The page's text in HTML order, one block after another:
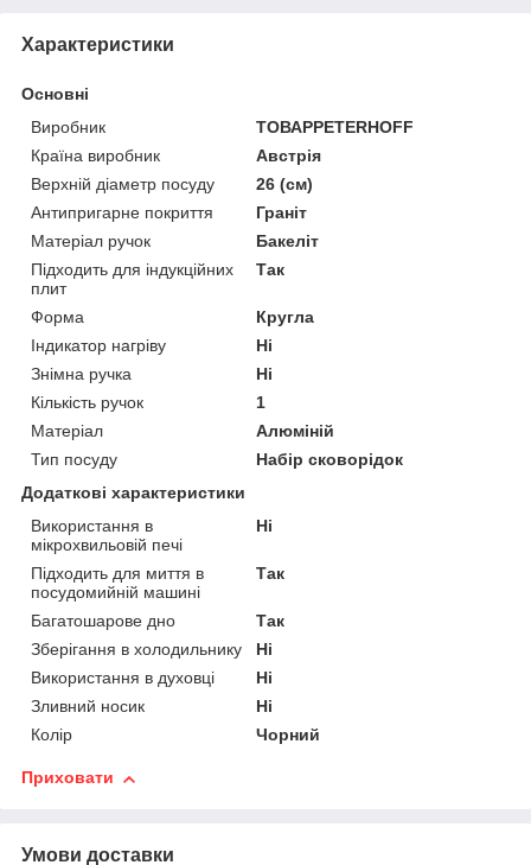
Характеристики
Основні
Виробник
ТОВАРPETERHOFF
Країна виробник
Австрія
Верхній діаметр посуду
26 (см)
Антипригарне покриття
Граніт
Матеріал ручок
Бакеліт
Підходить для індукційних
плит
Так
Форма
Кругла
Індикатор нагріву
Ні
Знімна ручка
Ні
Кількість ручок
1
Матеріал
Алюміній
Тип посуду
Набір сковорідок
Додаткові характеристики
Використання в
мікрохвильовій печі
Ні
Підходить для миття в
посудомийній машині
Так
Багатошарове дно
Так
Зберігання в холодильнику
Ні
Використання в духовці
Ні
Зливний носик
Ні
Колір
Чорний
Приховати
Умови доставки